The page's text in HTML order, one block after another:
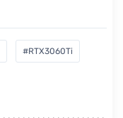
#RTX3060Ti